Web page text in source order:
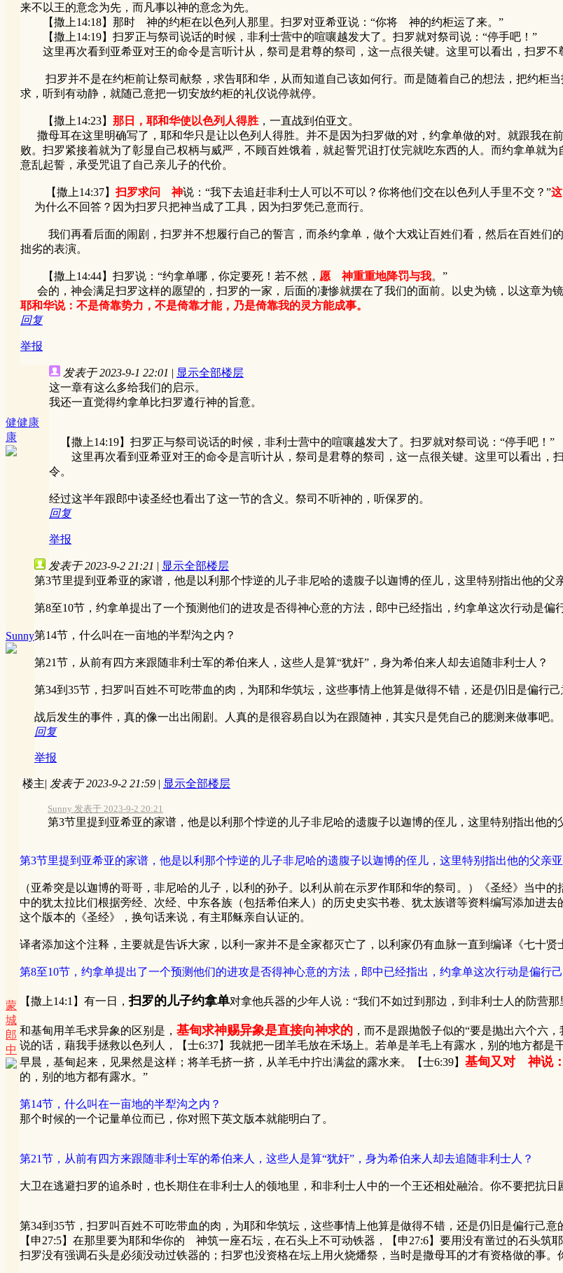
来不以王的意念为先，而凡事以神的意念为先。
【撒上14:18】那时 神的约柜在以色列人那里。扫罗对亚希亚说：“你将 神的约柜运了来。”
【撒上14:19】扫罗正与祭司说话的时候，非利士营中的喧嚷越发大了。扫罗就对祭司说：“停手吧！”
这里再次看到亚希亚对王的命令是言听计从，祭司是君尊的祭司，这一点很关键。这里可以看出，扫罗不
扫罗并不是在约柜前让祭司献祭，求告耶和华，从而知道自己该如何行。而是随着自己的想法，把约柜
求，听到有动静，就随己意把一切安放约柜的礼仪说停就停。
【撒上14:23】 那日，耶和华使以色列人得胜 ，一直战到伯亚文。
撒母耳在这里明确写了，耶和华只是让以色列人得胜。并不是因为扫罗做的对，约拿单做的对。就跟我在
败。扫罗紧接着就为了彰显自己权柄与威严，不顾百姓饿着，就起誓咒诅打仗完就吃东西的人。而约拿单就
意乱起誓，承受咒诅了自己亲儿子的代价。
【撒上14:37】扫罗求问 神说：“我下去追赶非利士人可以不可以？你将他们交在以色列人手里不交？”
为什么不回答？因为扫罗只把神当成了工具，因为扫罗凭己意而行。
我们再看后面的闹剧，扫罗并不想履行自己的誓言，而杀约拿单，做个大戏让百姓们看，然后在百姓们
拙劣的表演。
【撒上14:44】扫罗说：“约拿单哪，你定要死！若不然， 愿 神重重地降罚与我。”
会的，神会满足扫罗这样的愿望的，扫罗的一家，后面的凄惨就摆在了我们的面前。以史为镜，以这章为
耶和华说：不是倚靠势力，不是倚靠才能，乃是倚靠我的灵方能成事。
回复
举报
健健康
康
发表于 2023-9-1 22:01 | 显示全部楼层
这一章有这么多给我们的启示。
我还一直觉得约拿单比扫罗遵行神的旨意。
【撒上14:19】扫罗正与祭司说话的时候，非利士营中的喧嚷越发大了。扫罗就对祭司说：“停手吧！”
这里再次看到亚希亚对王的命令是言听计从，祭司是君尊的祭司，这一点很关键。这里可以看出，
令。
经过这半年跟郎中读圣经也看出了这一节的含义。祭司不听神的，听保罗的。
回复
举报
Sunny
发表于 2023-9-2 21:21 | 显示全部楼层
第3节里提到亚希亚的家谱，他是以利那个悖逆的儿子非尼哈的遗腹子以迦博的侄儿，这里特别指出他的父
第8至10节，约拿单提出了一个预测他们的进攻是否得神心意的方法，郎中已经指出，约拿单这次行动是
第14节，什么叫在一亩地的半犁沟之内？
第21节，从前有四方来跟随非利士军的希伯来人，这些人是算“犹奸”，身为希伯来人却去追随非利士人？
第34到35节，扫罗叫百姓不可吃带血的肉，为耶和华筑坛，这些事情上他算是做得不错，还是仍旧是偏行己
战后发生的事件，真的像一出出闹剧。人真的是很容易自以为在跟随神，其实只是凭自己的臆测来做事吧。
回复
举报
蒙
城
郎
中
楼主| 发表于 2023-9-2 21:59 | 显示全部楼层
Sunny 发表于 2023-9-2 20:21
第3节里提到亚希亚的家谱，他是以利那个悖逆的儿子非尼哈的遗腹子以迦博的侄儿，这里特别指出他的
第3节里提到亚希亚的家谱，他是以利那个悖逆的儿子非尼哈的遗腹子以迦博的侄儿，这里特别指出他的父亲
（亚希突是以迦博的哥哥，非尼哈的儿子，以利的孙子。以利从前在示罗作耶和华的祭司。）《圣经》当中
中的犹太拉比们根据旁经、次经、中东各族（包括希伯来人）的历史史实书卷、犹太族谱等资料编写添加进
这个版本的《圣经》，换句话来说，有主耶稣亲自认证的。
译者添加这个注释，主要就是告诉大家，以利一家并不是全家都灭亡了，以利家仍有血脉一直到编译《七十贤
第8至10节，约拿单提出了一个预测他们的进攻是否得神心意的方法，郎中已经指出，约拿单这次行动是偏行
【撒上14:1】有一日，扫罗的儿子约拿单对拿他兵器的少年人说：“我们不如过到那边，到非利士人的防营那
和基甸用羊毛求异象的区别是， 基甸求神赐异象是直接向神求的 ，而不是跟抛骰子似的“要是抛出六个六
说的话，藉我手拯救以色列人，【士6:37】我就把一团羊毛放在禾场上。若单是羊毛上有露水，别的地方都是
早晨，基甸起来，见果然是这样；将羊毛挤一挤，从羊毛中拧出满盆的露水来。【士6:39】 基甸又对 神说：
的，别的地方都有露水。”
第14节，什么叫在一亩地的半犁沟之内？
那个时候的一个记量单位而已，你对照下英文版本就能明白了。
第21节，从前有四方来跟随非利士军的希伯来人，这些人是算“犹奸”，身为希伯来人却去追随非利士人？
大卫在逃避扫罗的追杀时，也长期住在非利士人的领地里，和非利士人中的一个王还相处融洽。你不要把抗日
第34到35节，扫罗叫百姓不可吃带血的肉，为耶和华筑坛，这些事情上他算是做得不错，还是仍旧是偏行己意
【申27:5】在那里要为耶和华你的 神筑一座石坛，在石头上不可动铁器，【申27:6】要用没有凿过的石头
扫罗没有强调石头是必须没动过铁器的；扫罗也没资格在坛上用火烧燔祭，当时是撒母耳的才有资格做的事